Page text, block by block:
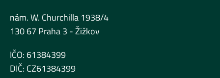
nám. W. Churchilla 1938/4
130 67 Praha 3 - Žižkov
IČO: 61384399
DIČ: CZ61384399